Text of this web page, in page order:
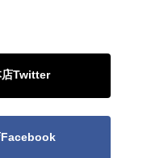
店Twitter
Facebook